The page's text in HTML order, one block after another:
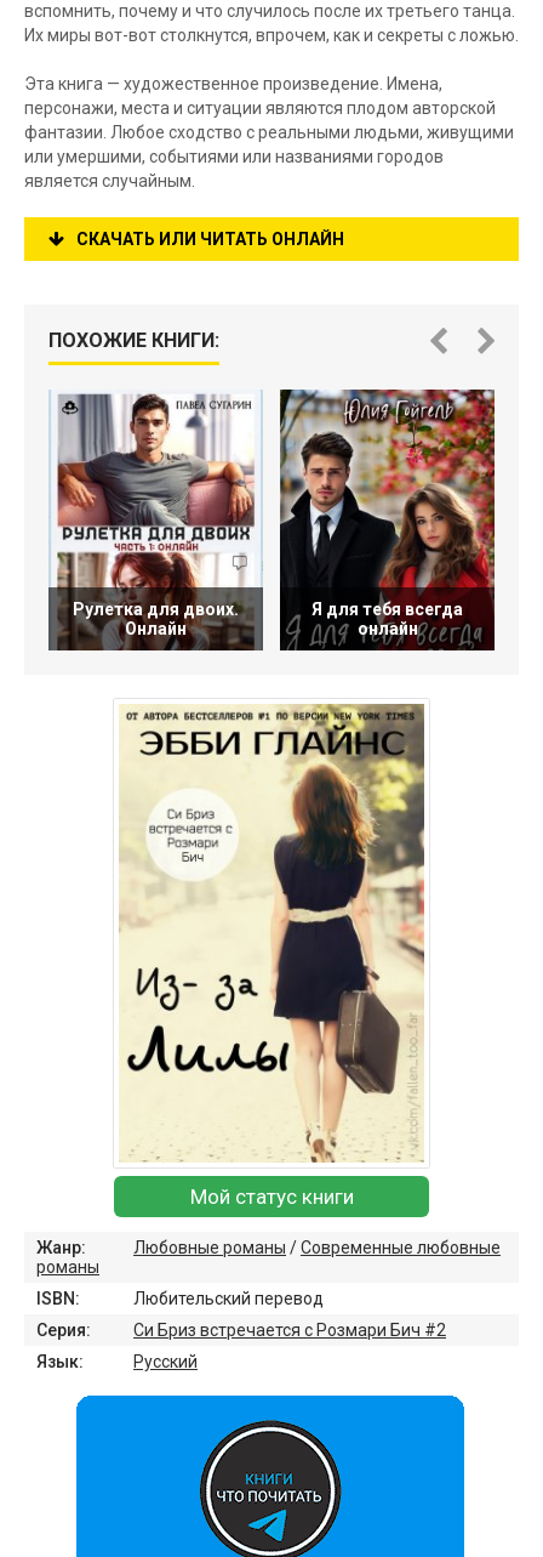
вспомнить, почему и что случилось после их третьего танца.
Их миры вот-вот столкнутся, впрочем, как и секреты с ложью.
Эта книга — художественное произведение. Имена,
персонажи, места и ситуации являются плодом авторской
фантазии. Любое сходство с реальными людьми, живущими
или умершими, событиями или названиями городов
является случайным.
СКАЧАТЬ ИЛИ ЧИТАТЬ ОНЛАЙН
ПОХОЖИЕ КНИГИ:
Рулетка для двоих.
Онлайн
Я для тебя всегда
онлайн
Мой статус книги
Жанр: Любовные романы /Современные любовные
романы
ISBN:
Любительский перевод
Серия:
Си Бриз встречается с Розмари Бич #2
Язык:
Русский